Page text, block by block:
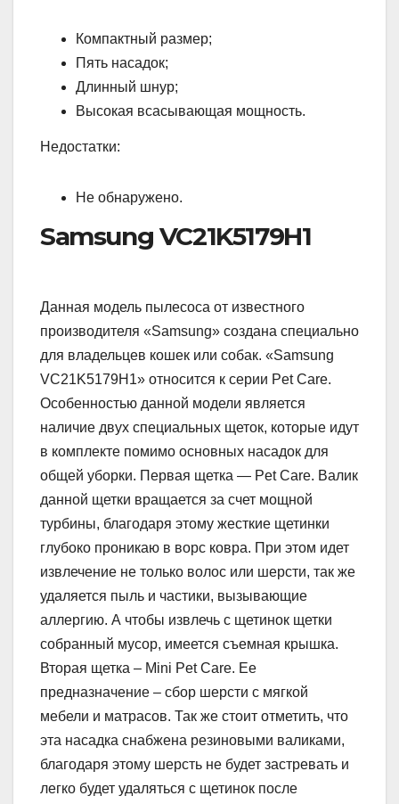
Компактный размер;
Пять насадок;
Длинный шнур;
Высокая всасывающая мощность.
Недостатки:
Не обнаружено.
Samsung VC21K5179H1
Данная модель пылесоса от известного
производителя «Samsung» создана специально
для владельцев кошек или собак. «Samsung
VC21K5179H1» относится к серии Pet Care.
Особенностью данной модели является
наличие двух специальных щеток, которые идут
в комплекте помимо основных насадок для
общей уборки. Первая щетка — Pet Care. Валик
данной щетки вращается за счет мощной
турбины, благодаря этому жесткие щетинки
глубоко проникаю в ворс ковра. При этом идет
извлечение не только волос или шерсти, так же
удаляется пыль и частики, вызывающие
аллергию. А чтобы извлечь с щетинок щетки
собранный мусор, имеется съемная крышка.
Вторая щетка – Mini Pet Care. Ее
предназначение – сбор шерсти с мягкой
мебели и матрасов. Так же стоит отметить, что
эта насадка снабжена резиновыми валиками,
благодаря этому шерсть не будет застревать и
легко будет удаляться с щетинок после